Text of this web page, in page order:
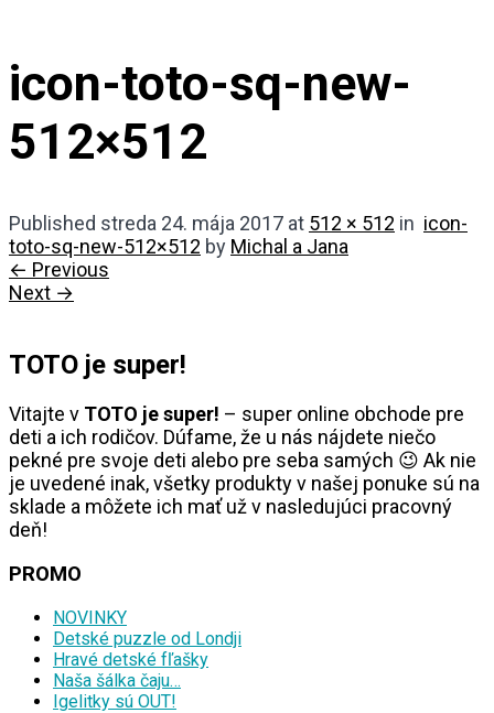
icon-toto-sq-new-
512×512
Published streda 24. mája 2017 at 512 × 512 in icon-
toto-sq-new-512×512 by Michal a Jana
← Previous
Next →
TOTO je super!
Vitajte v TOTO je super! – super online obchode pre
deti a ich rodičov. Dúfame, že u nás nájdete niečo
pekné pre svoje deti alebo pre seba samých 😉 Ak nie
je uvedené inak, všetky produkty v našej ponuke sú na
sklade a môžete ich mať už v nasledujúci pracovný
deň!
PROMO
NOVINKY
Detské puzzle od Londji
Hravé detské fľašky
Naša šálka čaju…
Igelitky sú OUT!